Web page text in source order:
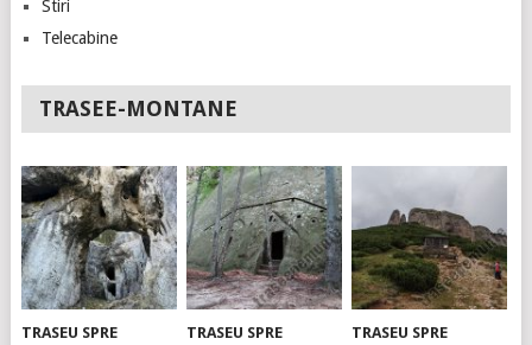
Stiri
Telecabine
TRASEE-MONTANE
TRASEU SPRE TRASEU SPRE TRASEU SPRE